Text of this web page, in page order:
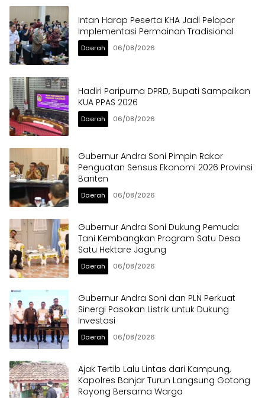
Intan Harap Peserta KHA Jadi Pelopor
Implementasi Permainan Tradisional
Daerah 06/08/2026
Hadiri Paripurna DPRD, Bupati Sampaikan
KUA PPAS 2026
Daerah 06/08/2026
Gubernur Andra Soni Pimpin Rakor
Penguatan Sensus Ekonomi 2026 Provinsi
Banten
Daerah 06/08/2026
Gubernur Andra Soni Dukung Pemuda
Tani Kembangkan Program Satu Desa
Satu Hektare Jagung
Daerah 06/08/2026
Gubernur Andra Soni dan PLN Perkuat
Sinergi Pasokan Listrik untuk Dukung
Investasi
Daerah 06/08/2026
Ajak Tertib Lalu Lintas dari Kampung,
Kapolres Banjar Turun Langsung Gotong
Royong Bersama Warga